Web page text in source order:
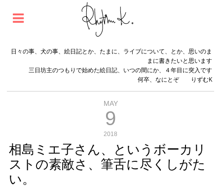
日々の事、犬の事、絵日記とか、たまに、ライブについて、とか、思いのま
まに書きたいと思います
三日坊主のつもりで始めた絵日記、いつの間にか、４年目に突入です
何卒、なにとぞ りずむK
MAY
9
2018
相島ミエ子さん、というボーカリ
ストの素敵さ、筆舌に尽くしがた
い。